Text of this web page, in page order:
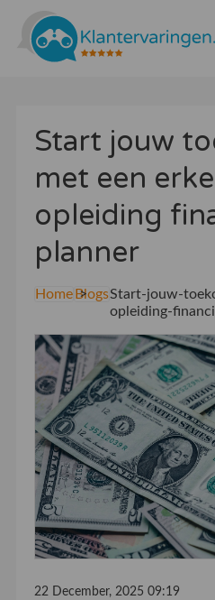
Tarieven
Bedrijven
Over ons
Blogs
Contact
Bedrijf aanmelden
Inloggen
Start jouw
met een
opleiding
planner
Home BlogsStart-jouw-
opleiding-
22 December, 2025 09:19